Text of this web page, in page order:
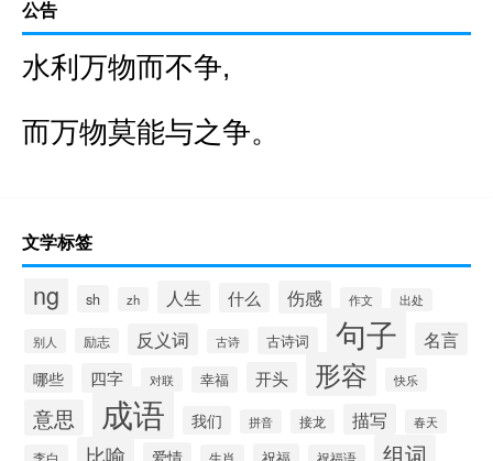
公告
水利万物而不争,
而万物莫能与之争。
文学标签
ng sh zh 人生 什么 伤感 作文 出处
别人 励志 反义词 古诗 古诗词 句子 名言
哪些 四字 对联 幸福 开头 形容 快乐
意思 成语 我们 拼音 接龙 描写 春天
李白 比喻 爱情 生肖 组词